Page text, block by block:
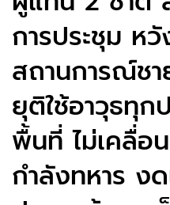
การประชุม ห
สถานการณ์ช
ยุติใช้อาวุธทุก
พื้นที่ ไม่เคลื่อ
กำลังทหาร ง